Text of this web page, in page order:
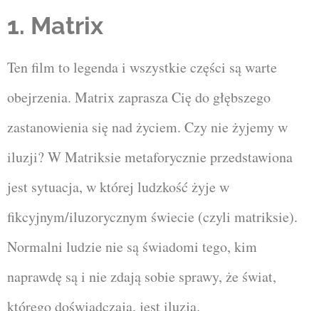
1. Matrix
Ten film to legenda i wszystkie części są warte
obejrzenia. Matrix zaprasza Cię do głębszego
zastanowienia się nad życiem. Czy nie żyjemy w
iluzji? W Matriksie metaforycznie przedstawiona
jest sytuacja, w której ludzkość żyje w
fikcyjnym/iluzorycznym świecie (czyli matriksie).
Normalni ludzie nie są świadomi tego, kim
naprawdę są i nie zdają sobie sprawy, że świat,
którego doświadczają, jest iluzją.